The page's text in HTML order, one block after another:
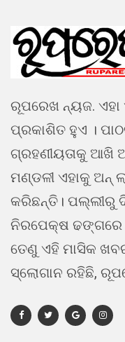
ରୂପରେଖ ନ୍ୟଜ. ଏହା
ପ୍ରକାଶିତ ହୁଏ ।
ଗ୍ରହଣୀୟତାକୁ ଆଖି
ମଣ୍ଡଳୀ ଏହାକୁ ଅନ୍
କରିଛନ୍ତି। ପଲ୍ଲୀରୁ
ନିରପେକ୍ଷ ଢଙ୍ଗରେ
ତେଣୁ ଏହି ମାସିକ
ସ୍ଲୋଗାନ ରହିଛି,